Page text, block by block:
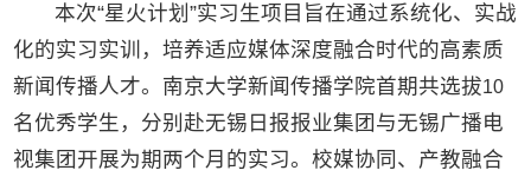
本次“星火计划”实习生项目旨在通过系统化、实战
化的实习实训，培养适应媒体深度融合时代的高素质
新闻传播人才。南京大学新闻传播学院首期共选拔10
名优秀学生，分别赴无锡日报报业集团与无锡广播电
视集团开展为期两个月的实习。校媒协同、产教融合